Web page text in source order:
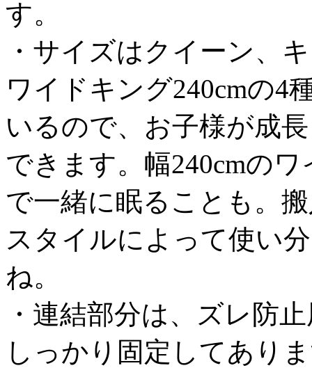
す。
・サイズはクイーン、
ワイドキング240cmの4
いるので、お子様が成
できます。幅240cmの
で一緒に眠ることも。
スタイルによって使い
ね。
・連結部分は、ズレ防
しっかり固定してあり